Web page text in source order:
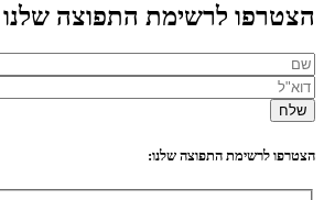
הצטרפו לרשימת התפוצה שלנו
הצטרפו לרשימת התפוצה שלנו: